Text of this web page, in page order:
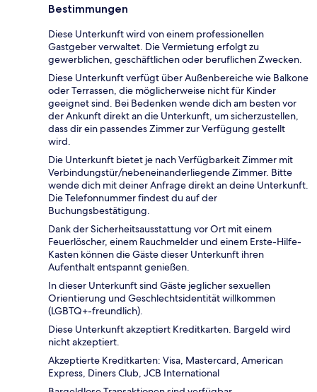
Bestimmungen
Diese Unterkunft wird von einem professionellen
Gastgeber verwaltet. Die Vermietung erfolgt zu
gewerblichen, geschäftlichen oder beruflichen Zwecken.
Diese Unterkunft verfügt über Außenbereiche wie Balkone
oder Terrassen, die möglicherweise nicht für Kinder
geeignet sind. Bei Bedenken wende dich am besten vor
der Ankunft direkt an die Unterkunft, um sicherzustellen,
dass dir ein passendes Zimmer zur Verfügung gestellt
wird.
Die Unterkunft bietet je nach Verfügbarkeit Zimmer mit
Verbindungstür/nebeneinanderliegende Zimmer. Bitte
wende dich mit deiner Anfrage direkt an deine Unterkunft.
Die Telefonnummer findest du auf der
Buchungsbestätigung.
Dank der Sicherheitsausstattung vor Ort mit einem
Feuerlöscher, einem Rauchmelder und einem Erste-Hilfe-
Kasten können die Gäste dieser Unterkunft ihren
Aufenthalt entspannt genießen.
In dieser Unterkunft sind Gäste jeglicher sexuellen
Orientierung und Geschlechtsidentität willkommen
(LGBTQ+-freundlich).
Diese Unterkunft akzeptiert Kreditkarten. Bargeld wird
nicht akzeptiert.
Akzeptierte Kreditkarten: Visa, Mastercard, American
Express, Diners Club, JCB International